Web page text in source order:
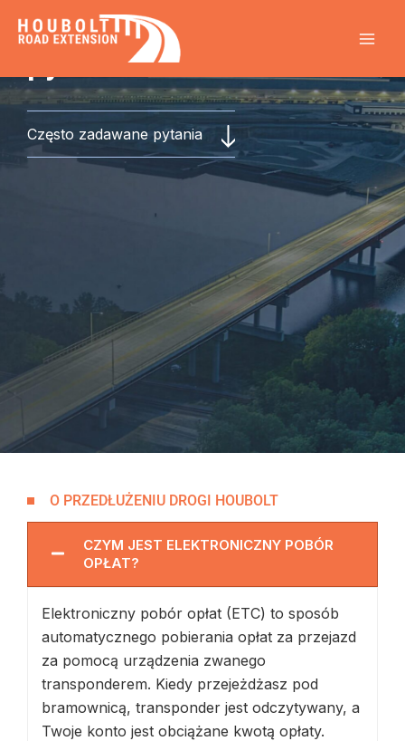
Często zadawane pytania
Często zadawane
pytania
O PRZEDŁUŻENIU DROGI HOUBOLT
CZYM JEST ELEKTRONICZNY POBÓR
OPŁAT?
Elektroniczny pobór opłat (ETC) to sposób
automatycznego pobierania opłat za przejazd
za pomocą urządzenia zwanego
transponderem. Kiedy przejeżdżasz pod
bramownicą, transponder jest odczytywany, a
Twoje konto jest obciążane kwotą opłaty.